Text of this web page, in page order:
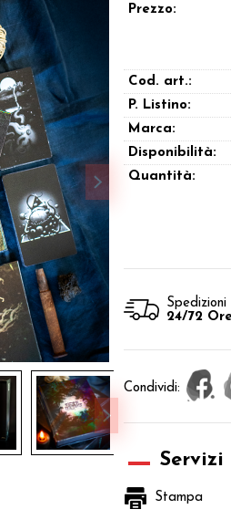
Prezzo:
Cod. art.:
P. Listino:
Marca:
Disponibilità:
Quantità:
Spedizioni
24/72 Ore
Condividi:
Servizi
Stampa